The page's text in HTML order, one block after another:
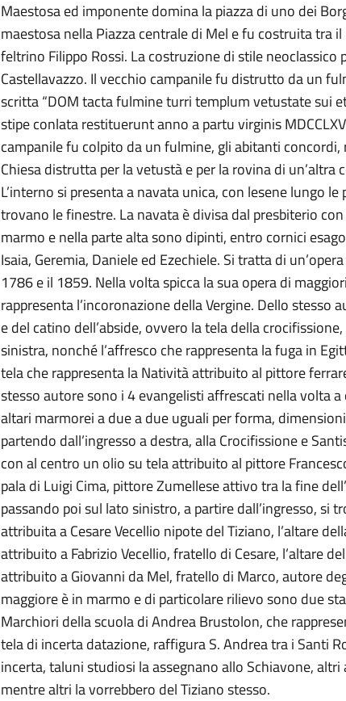
Maestosa ed imponente domina la piazza di uno dei
maestosa nella Piazza centrale di Mel e fu costruita tra
feltrino Filippo Rossi. La costruzione di stile
Castellavazzo. Il vecchio campanile fu distrutto da un
scritta “DOM tacta fulmine turri templum vetustate sui
stipe conlata restituerunt anno a partu virginis
campanile fu colpito da un fulmine, gli abitanti
Chiesa distrutta per la vetustà e per la rovina di un’altra
L’interno si presenta a navata unica, con lesene lungo
trovano le finestre. La navata è divisa dal presbiterio
marmo e nella parte alta sono dipinti, entro cornici
Isaia, Geremia, Daniele ed Ezechiele. Si tratta di
1786 e il 1859. Nella volta spicca la sua opera di
rappresenta l’incoronazione della Vergine. Dello
e del catino dell’abside, ovvero la tela della
sinistra, nonché l’affresco che rappresenta la fuga in
tela che rappresenta la Natività attribuito al pittore
stesso autore sono i 4 evangelisti affrescati nella volta
altari marmorei a due a due uguali per forma,
partendo dall’ingresso a destra, alla Crocifissione e
con al centro un olio su tela attribuito al pittore
pala di Luigi Cima, pittore Zumellese attivo tra la fine
passando poi sul lato sinistro, a partire dall’ingresso, si
attribuita a Cesare Vecellio nipote del Tiziano, l’altare
attribuito a Fabrizio Vecellio, fratello di Cesare, l’altare
attribuito a Giovanni da Mel, fratello di Marco, autore
maggiore è in marmo e di particolare rilievo sono due
Marchiori della scuola di Andrea Brustolon, che
tela di incerta datazione, raffigura S. Andrea tra i Santi
incerta, taluni studiosi la assegnano allo Schiavone,
mentre altri la vorrebbero del Tiziano stesso.